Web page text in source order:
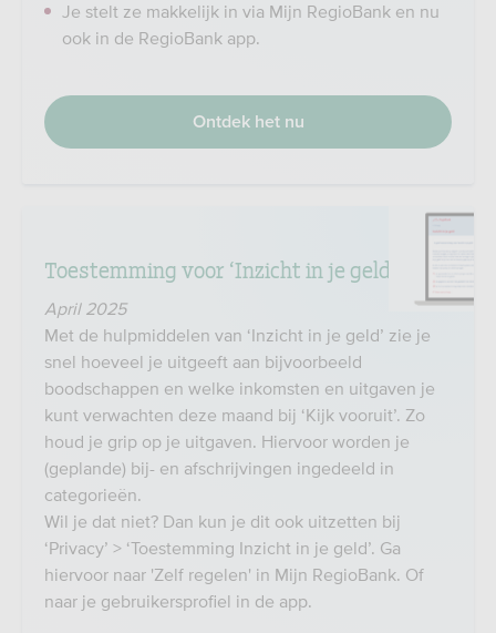
Je stelt ze makkelijk in via Mijn RegioBank en nu
ook in de RegioBank app.
Ontdek het nu
Toestemming voor ‘Inzicht in je geld’
April 2025
Met de hulpmiddelen van ‘Inzicht in je geld’ zie je
snel hoeveel je uitgeeft aan bijvoorbeeld
boodschappen en welke inkomsten en uitgaven je
kunt verwachten deze maand bij ‘Kijk vooruit’. Zo
houd je grip op je uitgaven. Hiervoor worden je
(geplande) bij- en afschrijvingen ingedeeld in
categorieën.
Wil je dat niet? Dan kun je dit ook uitzetten bij
‘Privacy’ > ‘Toestemming Inzicht in je geld’. Ga
hiervoor naar 'Zelf regelen' in Mijn RegioBank. Of
naar je gebruikersprofiel in de app.